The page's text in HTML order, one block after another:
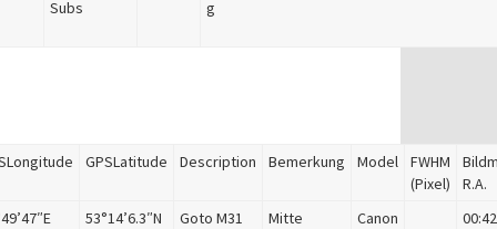
Subs
g
GPSLatitude Description Bemerkung Model
FWHM
(Pixel)
R.A.
53°14’6.3″N Goto M31 Mitte Canon